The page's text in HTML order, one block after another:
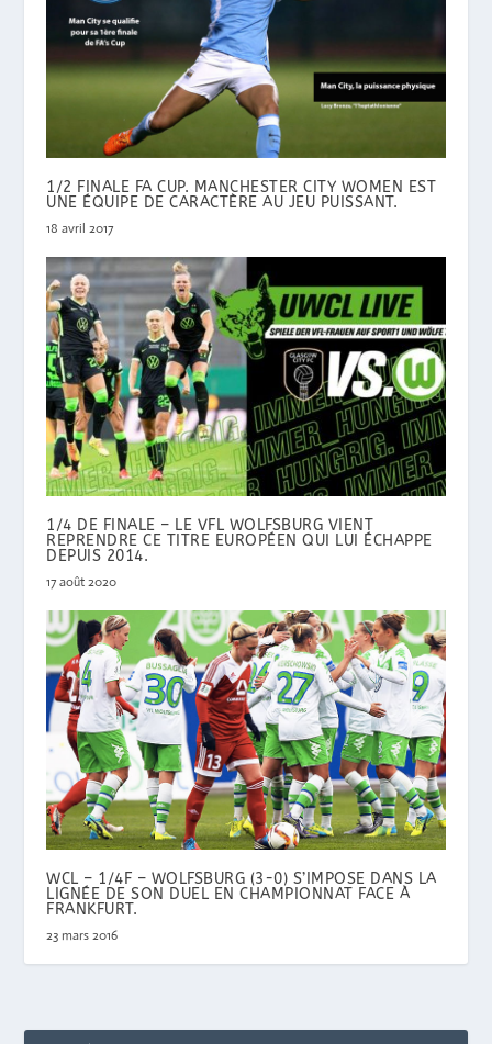
1/2 FINALE FA CUP. MANCHESTER CITY WOMEN EST
UNE ÉQUIPE DE CARACTÈRE AU JEU PUISSANT.
18 avril 2017
1/4 DE FINALE – LE VFL WOLFSBURG VIENT
REPRENDRE CE TITRE EUROPÉEN QUI LUI ÉCHAPPE
DEPUIS 2014.
17 août 2020
WCL – 1/4F – WOLFSBURG (3-0) S’IMPOSE DANS LA
LIGNÉE DE SON DUEL EN CHAMPIONNAT FACE À
FRANKFURT.
23 mars 2016